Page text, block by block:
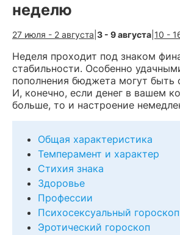
неделю
27 июля - 2 августа 3 - 9 августа 10 -
Неделя проходит под знаком
стабильности. Особенно
пополнения бюджета могут быть
И, конечно, если денег в вашем
больше, то и настроение
Общая характеристика
Темперамент и характер
Стихия знака
Здоровье
Профессии
Психосексуальный гороскоп
Эротический гороскоп